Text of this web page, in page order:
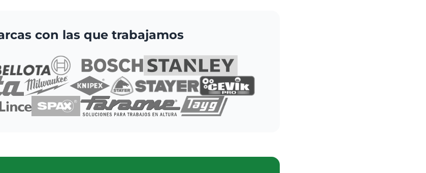
con las que trabajamos